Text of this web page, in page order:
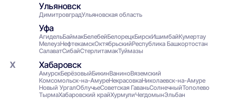
Ульяновск
ДимитровградУльяновская область
Уфа
АгидельБаймакБелебейБелорецкБирскИшимбайКумертау
МелеузНефтекамскОктябрьскийРеспублика Башкортостан
СалаватСибайСтерлитамакТуймазы
Хабаровск
АмурскБерёзовыйБикинВаниноВяземский
Комсомольск-на-АмуреНекрасовкаНиколаевск-на-Амуре
Новый УргалОблучьеСоветская ГаваньСолнечныйТополево
ТырмаХабаровский крайХурмулиЧегдомынЭльбан